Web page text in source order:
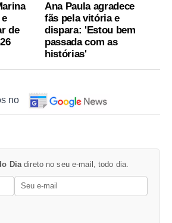
de
Ana Paula agradece
fãs pela vitória e
dispara: 'Estou bem
passada com as
histórias'
no
Diadireto no seu e-mail, todo dia.